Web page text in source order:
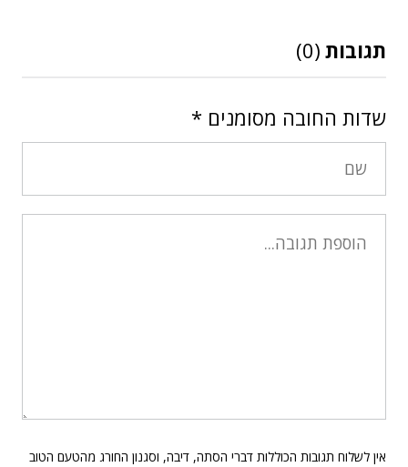
תגובות (0)
שדות החובה מסומנים *
אין לשלוח תגובות הכוללות דברי הסתה, דיבה, וסגנון החורג מהטעם הטוב